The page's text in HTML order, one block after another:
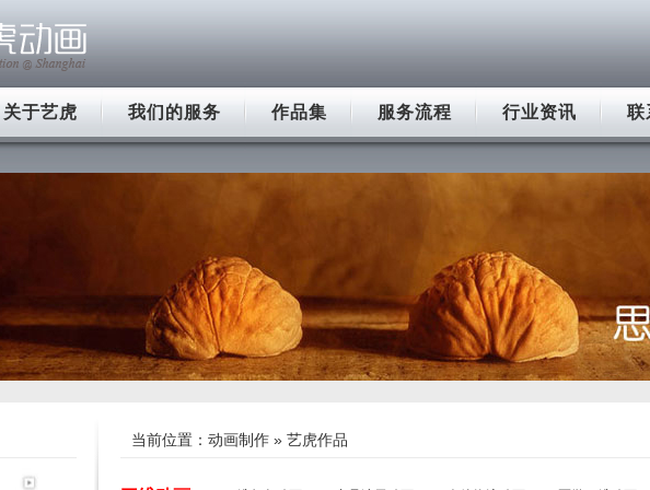
关于艺虎 我们的服务 作品集 服务流程 行业资讯 联
当前位置： 动画制作 » 艺虎作品